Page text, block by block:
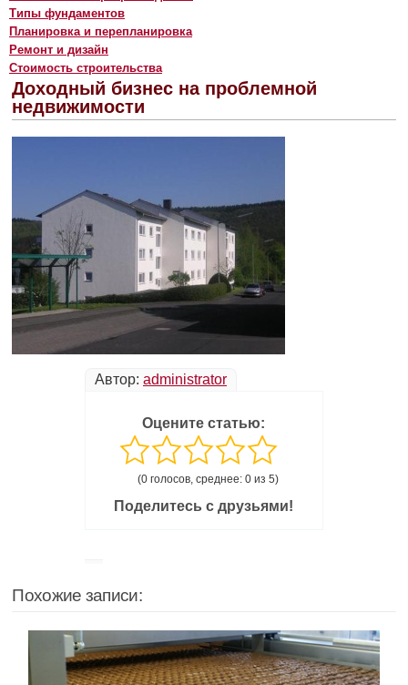
Типы фундаментов
Планировка и перепланировка
Ремонт и дизайн
Стоимость строительства
Доходный бизнес на проблемной
недвижимости
Автор: administrator
Оцените статью:
(0 голосов, среднее: 0 из 5)
Поделитесь с друзьями!
Похожие записи: